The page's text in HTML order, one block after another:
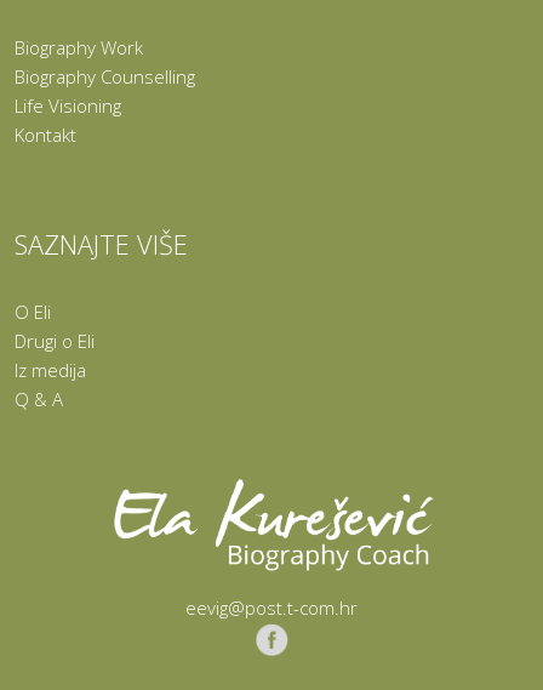
Biography Work
Biography Counselling
Life Visioning
Kontakt
SAZNAJTE VIŠE
O Eli
Drugi o Eli
Iz medija
Q & A